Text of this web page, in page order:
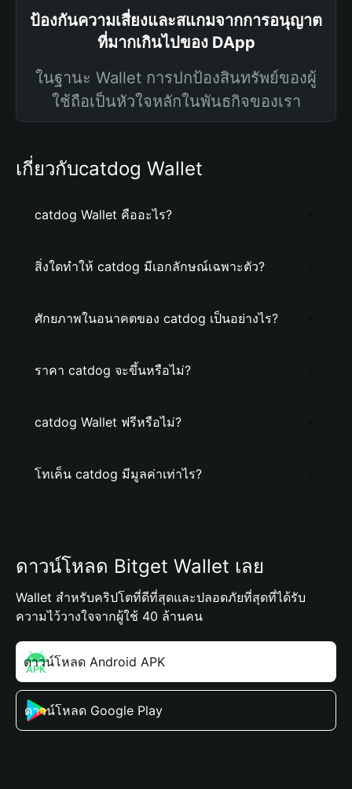
ป้องกันความเสี่ยงและสแกมจากการอนุญาต
ที่มากเกินไปของ DApp
ในฐานะ Wallet การปกป้องสินทรัพย์ของผู้
ใช้ถือเป็นหัวใจหลักในพันธกิจของเรา
เกี่ยวกับcatdog Wallet
catdog Wallet คืออะไร?
สิ่งใดทำให้ catdog มีเอกลักษณ์เฉพาะตัว?
ศักยภาพในอนาคตของ catdog เป็นอย่างไร?
ราคา catdog จะขึ้นหรือไม่?
catdog Wallet ฟรีหรือไม่?
โทเค็น catdog มีมูลค่าเท่าไร?
ดาวน์โหลด Bitget Wallet เลย
Wallet สำหรับคริปโตที่ดีที่สุดและปลอดภัยที่สุดที่ได้รับ
ความไว้วางใจจากผู้ใช้ 40 ล้านคน
ดาวน์โหลด Android APK
ดาวน์โหลด Google Play